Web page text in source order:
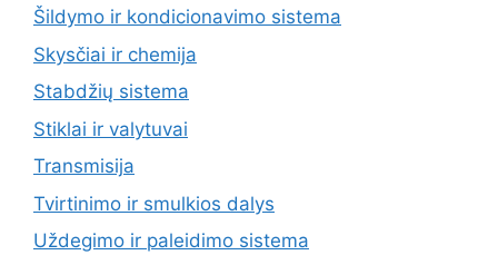
Šildymo ir kondicionavimo sistema
Skysčiai ir chemija
Stabdžių sistema
Stiklai ir valytuvai
Transmisija
Tvirtinimo ir smulkios dalys
Uždegimo ir paleidimo sistema